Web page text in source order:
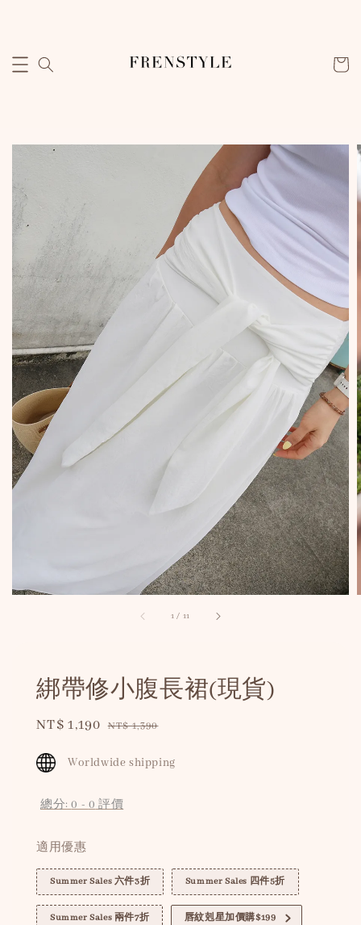
1 / 11
綁帶修小腹長裙(現貨)
Sale
NT$ 1,190 Regular
NT$ 1,390
Worldwide shipping
總分:0 - 0 評價
適用優惠
Summer Sales 六件3折 Summer Sales 四件5折
Summer Sales 兩件7折 唇紋剋星加價購$199